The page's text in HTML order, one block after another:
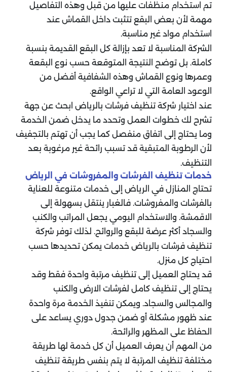
تم استخدام منظفات عليها من قبل وهذه التفاصيل
مهمة لأن بعض البقع تتثبت داخل القماش عند
استخدام مواد غير مناسبة.
الشركة المناسبة لا تعد بإزالة كل البقع القديمة بنسبة
كاملة. بل توضح النتيجة المتوقعة حسب نوع البقعة
وعمرها ونوع القماش وهذه الشفافية أفضل من
الوعود العامة التي لا تراعي الواقع.
عند اختيار شركة تنظيف فرشات بالرياض ابحث عن جهة
تشرح لك خطوات العمل وتحدد ما يدخل ضمن الخدمة
وما يحتاج إلى اتفاق منفصل كما يجب أن تهتم بالتجفيف
لأن الرطوبة المتبقية قد تسبب رائحة غير مرغوبة بعد
التنظيف.
خدمات تنظيف الفرشات والمفروشات في الرياض
تحتاج المنازل في الرياض إلى خدمات متنوعة للعناية
بالفرشات والمفروشات. فالغبار ينتقل بسهولة إلى
الاقمشة. والاستخدام اليومي يجعل المراتب والكنب
والسجاد أكثر عرضة للبقع والروائح. لذلك توفر شركة
تنظيف فرشات بالرياض خدمات يمكن تحديدها حسب
احتياج كل منزل.
قد يحتاج العميل إلى تنظيف مرتبة واحدة فقط وقد
يحتاج إلى تنظيف كامل لفرشات الارض والكنب
والمجالس والسجاد. ويمكن تنفيذ الخدمة مرة واحدة
عند ظهور مشكلة أو ضمن جدول دوري يساعد على
الحفاظ على المظهر والرائحة.
من المهم أن يعرف العميل أن كل خدمة لها طريقة
مختلفة تنظيف المرتبة لا يتم بنفس طريقة تنظيف